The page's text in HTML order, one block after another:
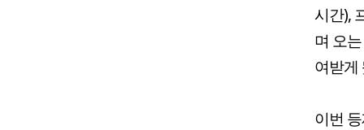
시간),
며 오
여받게
이번